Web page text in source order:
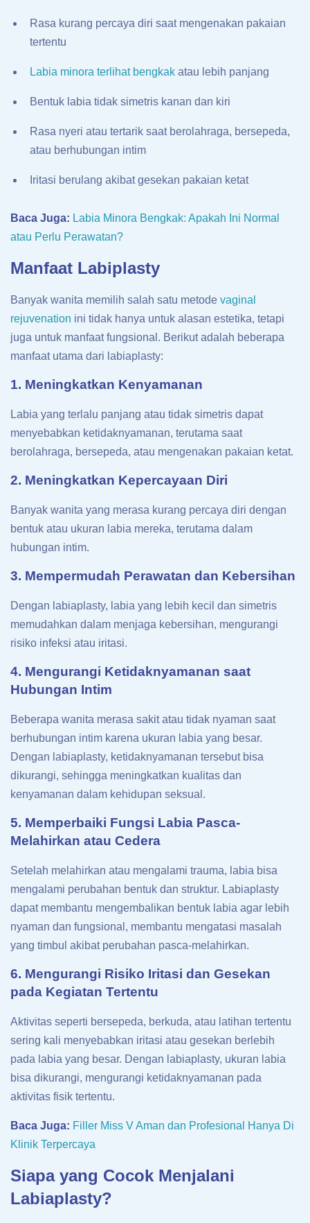
Rasa kurang percaya diri saat mengenakan pakaian
tertentu
Labia minora terlihat bengkak atau lebih panjang
Bentuk labia tidak simetris kanan dan kiri
Rasa nyeri atau tertarik saat berolahraga, bersepeda,
atau berhubungan intim
Iritasi berulang akibat gesekan pakaian ketat
Baca Juga: Labia Minora Bengkak: Apakah Ini Normal
atau Perlu Perawatan?
Manfaat Labiplasty
Banyak wanita memilih salah satu metode vaginal
rejuvenation ini tidak hanya untuk alasan estetika, tetapi
juga untuk manfaat fungsional. Berikut adalah beberapa
manfaat utama dari labiaplasty:
1. Meningkatkan Kenyamanan
Labia yang terlalu panjang atau tidak simetris dapat
menyebabkan ketidaknyamanan, terutama saat
berolahraga, bersepeda, atau mengenakan pakaian ketat.
2. Meningkatkan Kepercayaan Diri
Banyak wanita yang merasa kurang percaya diri dengan
bentuk atau ukuran labia mereka, terutama dalam
hubungan intim.
3. Mempermudah Perawatan dan Kebersihan
Dengan labiaplasty, labia yang lebih kecil dan simetris
memudahkan dalam menjaga kebersihan, mengurangi
risiko infeksi atau iritasi.
4. Mengurangi Ketidaknyamanan saat
Hubungan Intim
Beberapa wanita merasa sakit atau tidak nyaman saat
berhubungan intim karena ukuran labia yang besar.
Dengan labiaplasty, ketidaknyamanan tersebut bisa
dikurangi, sehingga meningkatkan kualitas dan
kenyamanan dalam kehidupan seksual.
5. Memperbaiki Fungsi Labia Pasca-
Melahirkan atau Cedera
Setelah melahirkan atau mengalami trauma, labia bisa
mengalami perubahan bentuk dan struktur. Labiaplasty
dapat membantu mengembalikan bentuk labia agar lebih
nyaman dan fungsional, membantu mengatasi masalah
yang timbul akibat perubahan pasca-melahirkan.
6. Mengurangi Risiko Iritasi dan Gesekan
pada Kegiatan Tertentu
Aktivitas seperti bersepeda, berkuda, atau latihan tertentu
sering kali menyebabkan iritasi atau gesekan berlebih
pada labia yang besar. Dengan labiaplasty, ukuran labia
bisa dikurangi, mengurangi ketidaknyamanan pada
aktivitas fisik tertentu.
Baca Juga: Filler Miss V Aman dan Profesional Hanya Di
Klinik Terpercaya
Siapa yang Cocok Menjalani
Labiaplasty?